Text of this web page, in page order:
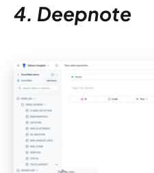
4. Deepnote